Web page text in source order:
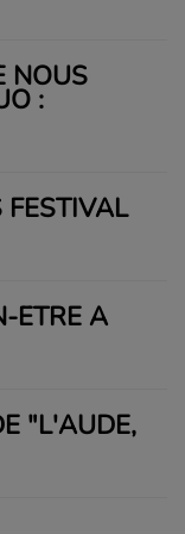
NOUS
:
ÊTRE À
"L'AUDE,